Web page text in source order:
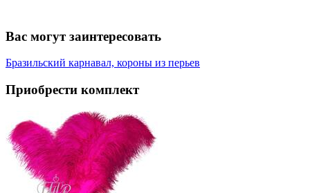
Вас могут заинтересовать
Бразильский карнавал, короны из перьев
Приобрести комплект